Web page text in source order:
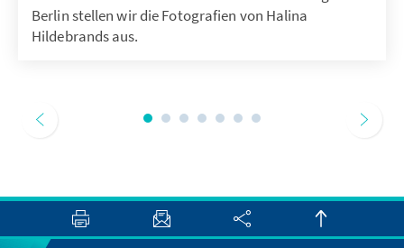
Berlin stellen wir die Fotografien von Halina
Hildebrands aus.